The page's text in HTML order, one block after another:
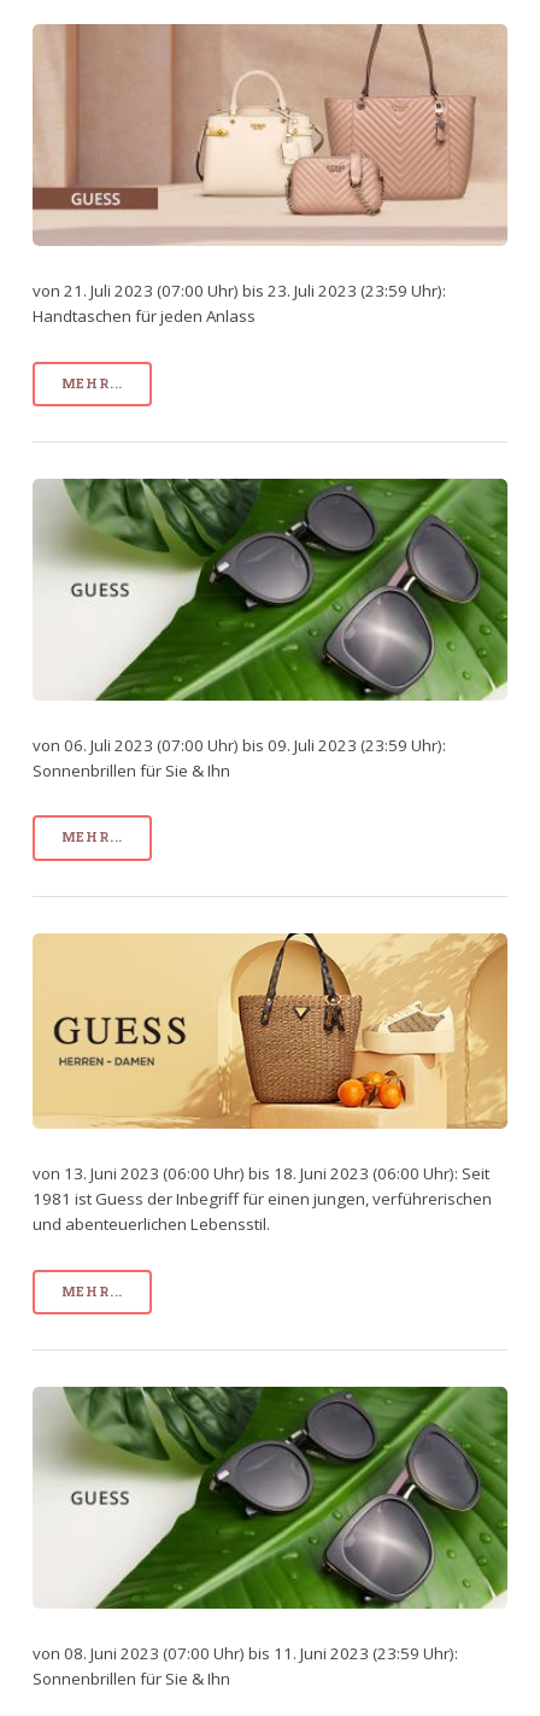
von 21. Juli 2023 (07:00 Uhr) bis 23. Juli 2023 (23:59 Uhr):
Handtaschen für jeden Anlass
MEHR...
von 06. Juli 2023 (07:00 Uhr) bis 09. Juli 2023 (23:59 Uhr):
Sonnenbrillen für Sie & Ihn
MEHR...
von 13. Juni 2023 (06:00 Uhr) bis 18. Juni 2023 (06:00 Uhr): Seit
1981 ist Guess der Inbegriff für einen jungen, verführerischen
und abenteuerlichen Lebensstil.
MEHR...
von 08. Juni 2023 (07:00 Uhr) bis 11. Juni 2023 (23:59 Uhr):
Sonnenbrillen für Sie & Ihn